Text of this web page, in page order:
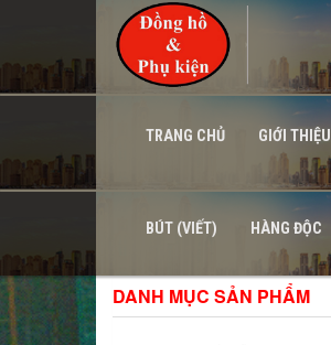
TRANG CHỦ GIỚI THIỆU
BÚT (VIẾT) HÀNG ĐỘC
DANH MỤC SẢN PHẨM